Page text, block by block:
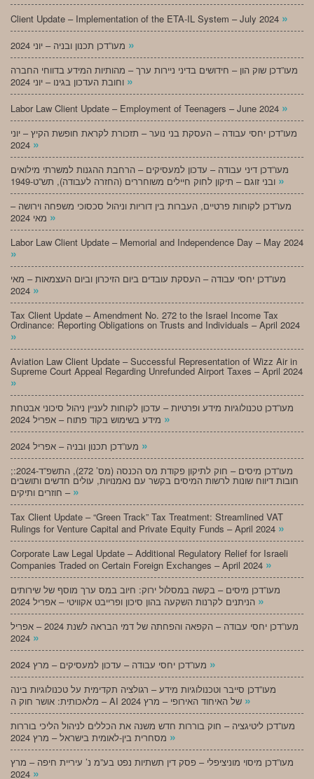
Client Update – Implementation of the ETA-IL System – July 2024 »
»
מעו”דכן שוק הון – חידושים בדיני ניירות ערך – מהותיות המידע בדווחי החברה
»
Labor Law Client Update – Employment of Teenagers – June 2024 »
מעו”דכן יחסי עבודה – העסקת בני נוער – תזכורת לקראת חופשת הקיץ – יוני
»
מעו”דכן דיני עבודה – עדכון למעסיקים – הרחבת ההגנות למשרתי מילואים
»
מעו”דכן לקוחות פרטיים, העברות בין דוריות וניהול סכסוכי משפחה וירושה –
»
Labor Law Client Update – Memorial and Independence Day – May 2024
»
מעו”דכן יחסי עבודה – העסקת עובדים ביום הזיכרון וביום העצמאות – מאי
»
Tax Client Update – Amendment No. 272 to the Israel Income Tax
Ordinance: Reporting Obligations on Trusts and Individuals – April 2024
»
Aviation Law Client Update – Successful Representation of Wizz Air in
Supreme Court Appeal Regarding Unrefunded Airport Taxes – April 2024
»
מעו”דכן טכנולוגיות מידע ופרטיות – עדכון לקוחות לעניין ניהול סיכוני אבטחת
»
»
;מעו”דכן מיסים – חוק לתיקון פקודת מס הכנסה (מס’ 272), התשפ”ד-2024:
חובות דיווח שונות לרשות המיסים בקשר עם נאמנויות, עולים חדשים ותושבים
חוזרים ותיקים – »
Tax Client Update – “Green Track” Tax Treatment: Streamlined VAT
Rulings for Venture Capital and Private Equity Funds – April 2024 »
Corporate Law Legal Update – Additional Regulatory Relief for Israeli
Companies Traded on Certain Foreign Exchanges – April 2024 »
מעו”דכן מיסים – בקשה במסלול ירוק: חיוב במס ערך מוסף של שירותים
»
מעו”דכן יחסי עבודה – הקפאה והפחתה של דמי הבראה לשנת 2024 – אפריל
»
»
מעו”דכן סייבר וטכנולוגיות מידע – רגולציה תקדימית על טכנולוגיות בינה
»
מעו”דכן ליטיגציה – חוק בוררות חדש משנה את הכללים לניהול הליכי בוררות
»
מעו”דכן מיסוי מוניציפלי – פסק דין תשתיות נפט בע”מ נ’ עיריית חיפה – מרץ
»